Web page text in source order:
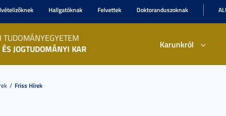
Hallgatóknak Felvettek Doktoranduszoknak
TUDOMÁNYEGYETEM
JOGTUDOMÁNYI KAR Karunkról
Friss Hírek